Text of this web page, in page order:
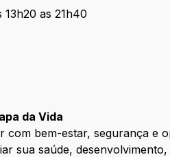
as 21h40
da Vida
com bem-estar, segurança e
sua saúde,